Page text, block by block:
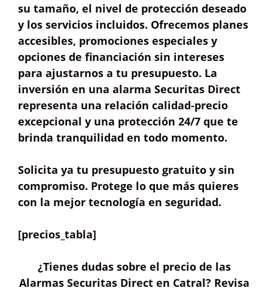
su tamaño, el nivel de protección deseado
y los servicios incluidos. Ofrecemos planes
accesibles, promociones especiales y
opciones de financiación sin intereses
para ajustarnos a tu presupuesto. La
inversión en una alarma Securitas Direct
representa una relación calidad-precio
excepcional y una protección 24/7 que te
brinda tranquilidad en todo momento.
Solicita ya tu presupuesto gratuito y sin
compromiso. Protege lo que más quieres
con la mejor tecnología en seguridad.
[precios_tabla]
¿Tienes dudas sobre el precio de las
Alarmas Securitas Directen Catral? Revisa